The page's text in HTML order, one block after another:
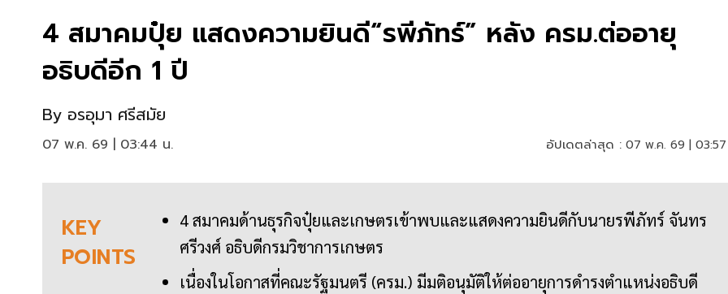
4 สมาคมปุ๋ย แสดงความยินดี“รพีภัทร์” หลัง ครม.ต่ออายุ
อธิบดีอีก 1 ปี
By อรอุมา ศรีสมัย
07 พ.ค. 69 | 03:44 น. อัปเดตล่าสุด : 07 พ.ค. 69 |
KEY
POINTS
4 สมาคมด้านธุรกิจปุ๋ยและเกษตรเข้าพบและแสดงความยินดีกับนายรพีภัทร์ จันทร
ศรีวงศ์ อธิบดีกรมวิชาการเกษตร
เนื่องในโอกาสที่คณะรัฐมนตรี (ครม.) มีมติอนุมัติให้ต่ออายุการดำรงตำแหน่งอธิบดี